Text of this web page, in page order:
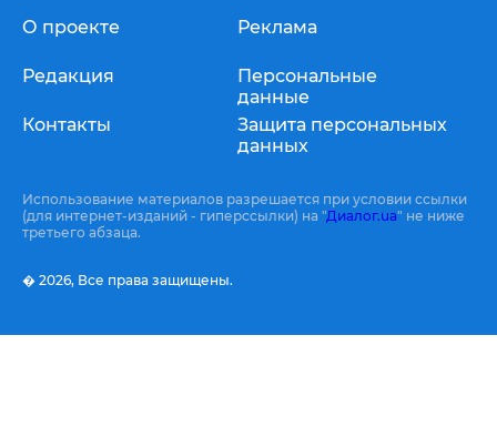
О проекте
Редакция
Контакты
Реклама
Персональные
данные
Защита персональных
данных
Использование материалов разрешается при условии ссылки
(для интернет-изданий - гиперссылки) на "Диалог.ua" не ниже
третьего абзаца.
� 2026, Все права защищены.